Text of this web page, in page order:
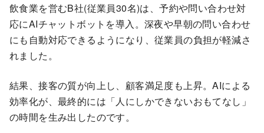
飲食業を営むB社(従業員30名)は、予約や問い合わせ対
応にAIチャットボットを導入。深夜や早朝の問い合わせ
にも自動対応できるようになり、従業員の負担が軽減さ
れました。
結果、接客の質が向上し、顧客満足度も上昇。AIによる
効率化が、最終的には「人にしかできないおもてなし」
の時間を生み出したのです。